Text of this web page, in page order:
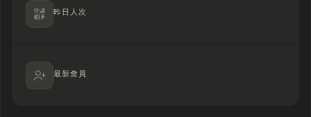
昨日人次
最新會員